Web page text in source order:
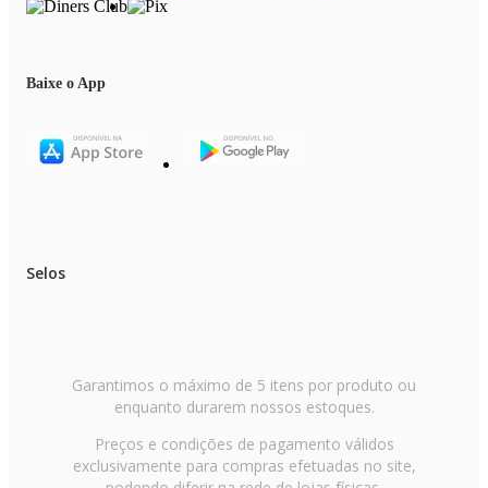
- Marca: Maxi Toys
Baixe o App
Selos
Garantimos o máximo de 5 itens por produto ou
enquanto durarem nossos estoques.
Preços e condições de pagamento válidos
exclusivamente para compras efetuadas no site,